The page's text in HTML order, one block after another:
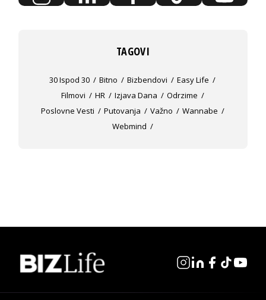
TAGOVI
30 Ispod 30 Bitno Bizbendovi
Easy Life
Filmovi
HR Izjava Dana
Odrzime
Poslovne Vesti
Putovanja Važno
Wannabe
Webmind